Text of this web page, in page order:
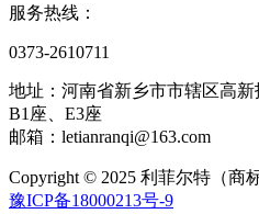
服务热线：
0373-2610711
地址：河南省新乡市市辖区高
B1座、E3座
邮箱：letianranqi@163.com
Copyright © 2025 利菲尔特（商
豫ICP备18000213号-9